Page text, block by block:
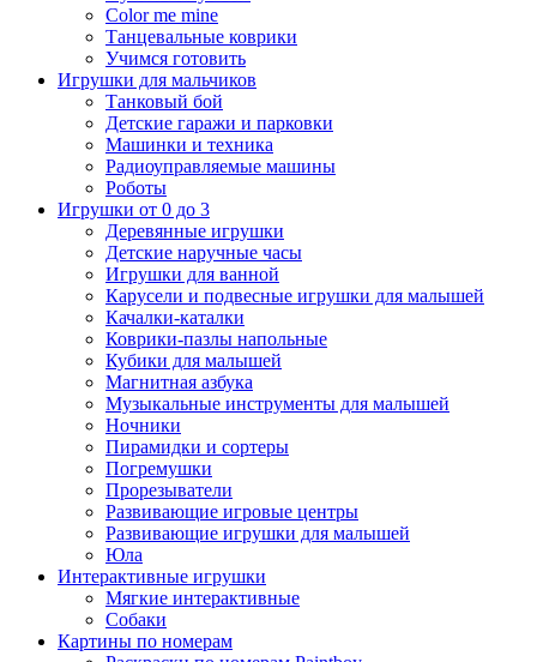
Сolor me mine
Танцевальные коврики
Учимся готовить
Игрушки для мальчиков
Танковый бой
Детские гаражи и парковки
Машинки и техника
Радиоуправляемые машины
Роботы
Игрушки от 0 до 3
Деревянные игрушки
Детские наручные часы
Игрушки для ванной
Карусели и подвесные игрушки для малышей
Качалки-каталки
Коврики-пазлы напольные
Кубики для малышей
Магнитная азбука
Музыкальные инструменты для малышей
Ночники
Пирамидки и сортеры
Погремушки
Прорезыватели
Развивающие игровые центры
Развивающие игрушки для малышей
Юла
Интерактивные игрушки
Мягкие интерактивные
Собаки
Картины по номерам